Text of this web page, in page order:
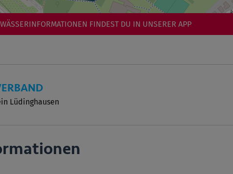
FINDEST DU IN UNSERER APP
Lüdinghausen